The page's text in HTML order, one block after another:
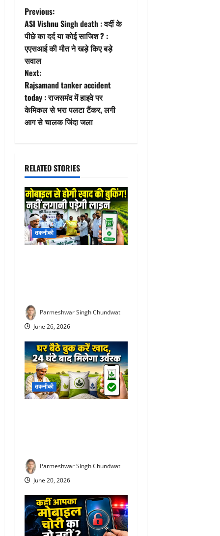
P
o
s
t
n
a
i
g
a
t
i
Previous:
ASI Vishnu Singh death : वर्दी के
पीछे का दर्द या कोई साजिश ? :
एएसआई की मौत ने खड़े किए बड़े
सवाल
Next:
Rajsamand tanker accident
today : राजसमंद में हाइवे पर
केमिकल से भरा पलटा टैंकर, लगी
आग से चालक जिंदा जला
RELATED STORIES
तकनीकी
Parmeshwar Singh Chundwat
June 26, 2026
तकनीकी
Parmeshwar Singh Chundwat
June 20, 2026